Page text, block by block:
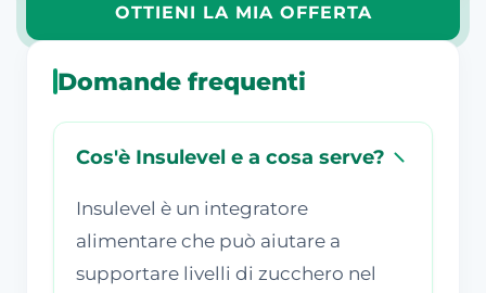
OTTIENI LA MIA OFFERTA
Domande frequenti
Cos'è Insulevel e a cosa serve?
Insulevel è un integratore
alimentare che può aiutare a
supportare livelli di zucchero nel